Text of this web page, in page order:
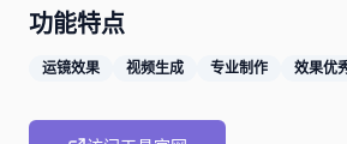
功能特点
运镜效果 视频生成 专业制作 效果优